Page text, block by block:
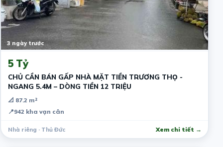
3 ngày trước
5 Tỷ
CHỦ CẦN BÁN GẤP NHÀ MẶT TIỀN TRƯƠNG THỌ -
NGANG 5.4M – DÒNG TIỀN 12 TRIỆU
📐 87.2 m²
📍942 kha vạn cân
Nhà riêng · Thủ Đức Xem chi tiết →